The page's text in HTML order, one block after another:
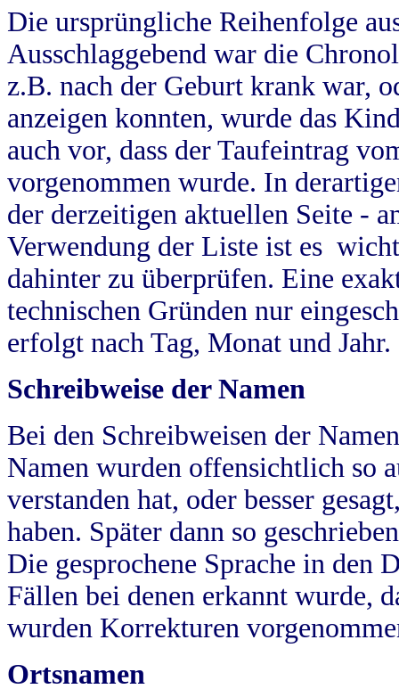
Die ursprüngliche Reihenfolge
Ausschlaggebend war die
z.B. nach der Geburt krank war,
anzeigen konnten, wurde das
auch vor, dass der Taufeintrag
vorgenommen wurde. In
der derzeitigen aktuellen Seite -
Verwendung der Liste ist es
dahinter zu überprüfen. Eine
technischen Gründen nur
erfolgt nach Tag, Monat und Jahr.
Schreibweise der Namen
Bei den Schreibweisen der
Namen wurden offensichtlich so
verstanden hat, oder besser
haben. Später dann so
Die gesprochene Sprache in
Fällen bei denen erkannt wurde,
wurden Korrekturen
Ortsnamen